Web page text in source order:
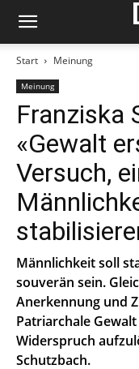
Start Meinung
Meinung
Franziska
«Gewalt
Versuch,
Männlichkeit soll
souverän sein.
Anerkennung und
Patriarchale
Widerspruch
Schutzbach.